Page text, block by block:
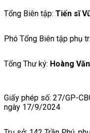
Tổng Biên tập: Tiến sĩ
Phó Tổng Biên tập phụ
Tổng Thư ký: Hoàng
Giấy phép số: 27/GP-
ngày 17/9/2024